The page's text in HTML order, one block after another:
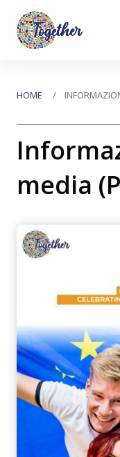
principale
Tu
sei
qui
HOME
media